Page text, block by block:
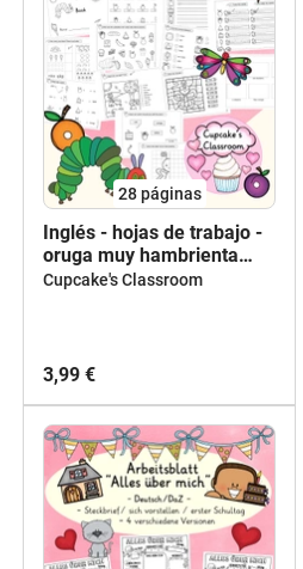
28páginas
Inglés - hojas de trabajo -
oruga muy hambrienta
("very hungry caterpillar"
Cupcake's Classroom
3,99 €